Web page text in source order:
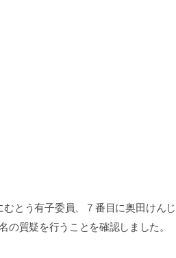
とう有子委員、７番目に奥田けんじ
質疑を行うことを確認しました。